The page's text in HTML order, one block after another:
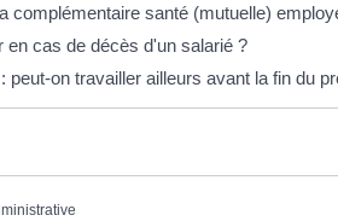
complémentaire santé (mutuelle)
en cas de décès d'un salarié ?
peut-on travailler ailleurs avant la fin du